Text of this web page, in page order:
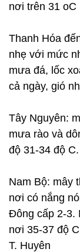
nơi trên 31 oC
Thanh Hóa
nhẹ với mức
mưa đá, lốc
cả ngày, gió
Tây Nguyên:
mưa rào và
độ 31-34 độ C.
Nam Bộ: mây
nơi có nắng
Đông cấp 2-3.
nơi 35-37 độ
T. Huyên